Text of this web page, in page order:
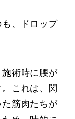
、ドロップ
術時に腰が
これは、関
筋肉たちが